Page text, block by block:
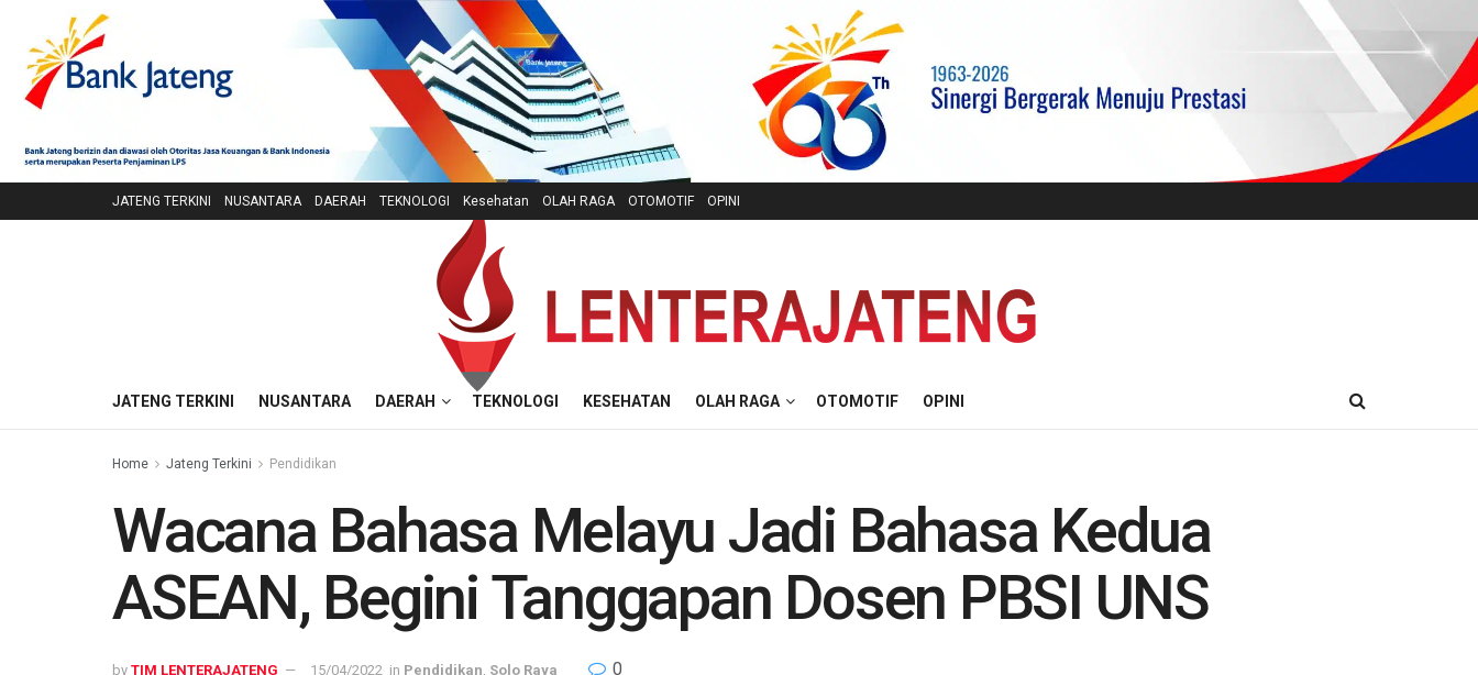
JATENG TERKINI NUSANTARA DAERAH TEKNOLOGI Kesehatan OLAH RAGA OTOMOTIF OPINI
JATENG TERKINI NUSANTARA DAERAH TEKNOLOGI KESEHATAN OLAH RAGA OTOMOTIF OPINI
Home Jateng Terkini Pendidikan
Wacana Bahasa Melayu Jadi Bahasa Kedua
ASEAN, Begini Tanggapan Dosen PBSI UNS
by TIM LENTERAJATENG 15/04/2022 in Pendidikan Solo Raya 0